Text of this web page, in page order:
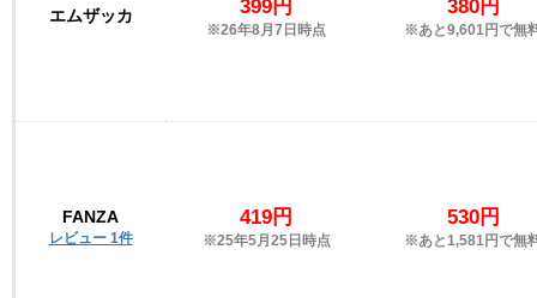
エムザッカ 399円
※26年8月7日時点
380円
※あと9,601円で無
FANZA
レビュー 1件
419円
※25年5月25日時点
530円
※あと1,581円で無